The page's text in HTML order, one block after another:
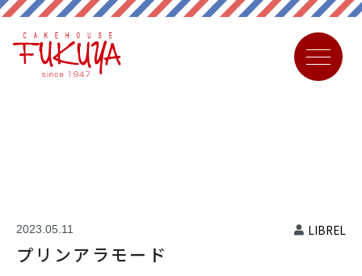
2023.05.11 LIBREL
プリンアラモード